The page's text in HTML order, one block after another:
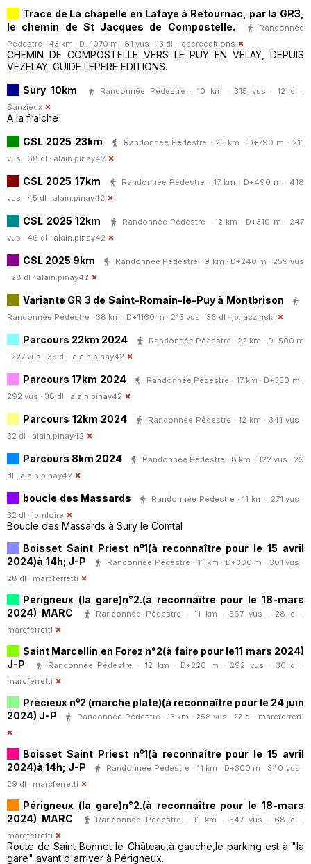
Tracé de La chapelle en Lafaye à Retournac, par la GR3,
le chemin de St Jacques de Compostelle.
Randonnée
Pédestre · 43 km · D+1070 m · 81 vus · 13 dl · lepereeditions
CHEMIN DE COMPOSTELLE VERS LE PUY EN VELAY, DEPUIS
VEZELAY. GUIDE LEPERE EDITIONS.
Sury 10km
Randonnée Pédestre · 10 km · 315 vus · 12 dl ·
Sanzieux
A la fraîche
CSL 2025 23km
Randonnée Pédestre · 23 km · D+790 m · 211
vus · 68 dl · alain.pinay42
CSL 2025 17km
Randonnée Pédestre · 17 km · D+490 m · 418
vus · 45 dl · alain.pinay42
CSL 2025 12km
Randonnée Pédestre · 12 km · D+310 m · 247
vus · 46 dl · alain.pinay42
CSL 2025 9km
Randonnée Pédestre · 9 km · D+240 m · 259 vus
· 28 dl · alain.pinay42
Variante GR 3 de Saint-Romain-le-Puy à Montbrison
Randonnée Pédestre · 38 km · D+1160 m · 213 vus · 36 dl · jb.laczinski
Parcours 22km 2024
Randonnée Pédestre · 22 km · D+500 m
· 227 vus · 35 dl · alain.pinay42
Parcours 17km 2024
Randonnée Pédestre · 17 km · D+350 m ·
292 vus · 38 dl · alain.pinay42
Parcours 12km 2024
Randonnée Pédestre · 12 km · 341 vus ·
32 dl · alain.pinay42
Parcours 8km 2024
Randonnée Pédestre · 8 km · 322 vus · 29
dl · alain.pinay42
boucle des Massards
Randonnée Pédestre · 11 km · 271 vus ·
32 dl · jpmloire
Boucle des Massards à Sury le Comtal
Boisset Saint Priest n⁰1(à reconnaître pour le 15 avril
2024)à 14h; J-P
Randonnée Pédestre · 11 km · D+300 m · 301 vus ·
28 dl · marcferretti
Périgneux (la gare)n°2.(à reconnaître pour le 18-mars
2024) MARC
Randonnée Pédestre · 11 km · 567 vus · 28 dl ·
marcferretti
Saint Marcellin en Forez n°2(à faire pour le11 mars 2024)
J-P
Randonnée Pédestre · 12 km · D+220 m · 292 vus · 30 dl ·
marcferretti
Précieux n⁰2 (marche plate)(à reconnaître pour le 24 juin
2024) J-P
Randonnée Pédestre · 13 km · 258 vus · 27 dl · marcferretti
Boisset Saint Priest n⁰1(à reconnaître pour le 15 avril
2024)à 14h; J-P
Randonnée Pédestre · 11 km · D+300 m · 340 vus ·
29 dl · marcferretti
Périgneux (la gare)n°2.(à reconnaître pour le 18-mars
2024) MARC
Randonnée Pédestre · 11 km · 547 vus · 68 dl ·
marcferretti
Route de Saint Bonnet le Château,à gauche,le parking est à "la
gare" avant d'arriver à Périgneux.